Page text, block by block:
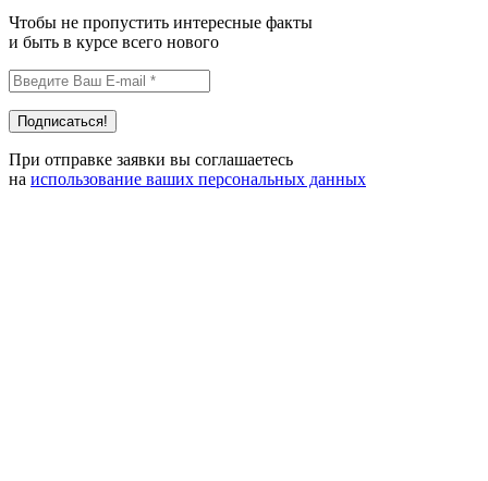
Чтобы не пропустить интересные факты
и быть в курсе всего нового
При отправке заявки вы соглашаетесь
на использование ваших персональных данных